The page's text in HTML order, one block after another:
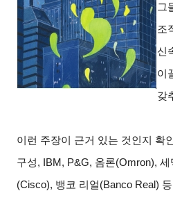
그
조
신
이
갖
이런 주장이 근거 있는 것인지 확
구성, IBM, P&G, 옴론(Omron),
(Cisco), 뱅코 리얼(Banco Real)